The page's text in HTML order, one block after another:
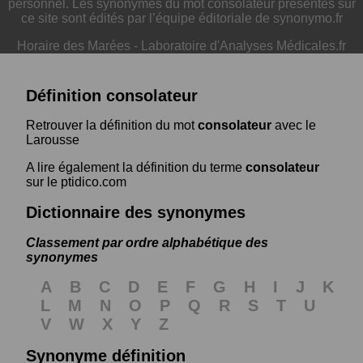
personnel. Les synonymes du mot consolateur présentés sur
ce site sont édités par l’équipe éditoriale de synonymo.fr
Horaire des Marées - Laboratoire d'Analyses Médicales.fr
Définition consolateur
Retrouver la définition du motconsolateur avec le
Larousse
A lire également la définition du terme consolateur
sur le ptidico.com
Dictionnaire des synonymes
Classement par ordre alphabétique des
synonymes
A B C D E F G H I J
K
L
M N O P Q R S T
U
V
W X Y
Z
Synonyme définition